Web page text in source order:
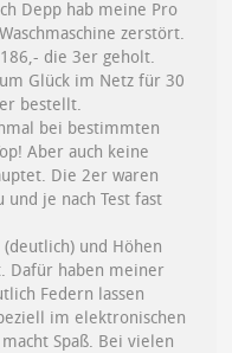
Depp hab meine Pro
zerstört.
die 3er geholt.
Glück im Netz für 30
bestellt.
bei bestimmten
Aber auch keine
Die 2er waren
und je nach Test fast
(deutlich) und Höhen
Dafür haben meiner
Federn lassen
im elektronischen
Spaß. Bei vielen